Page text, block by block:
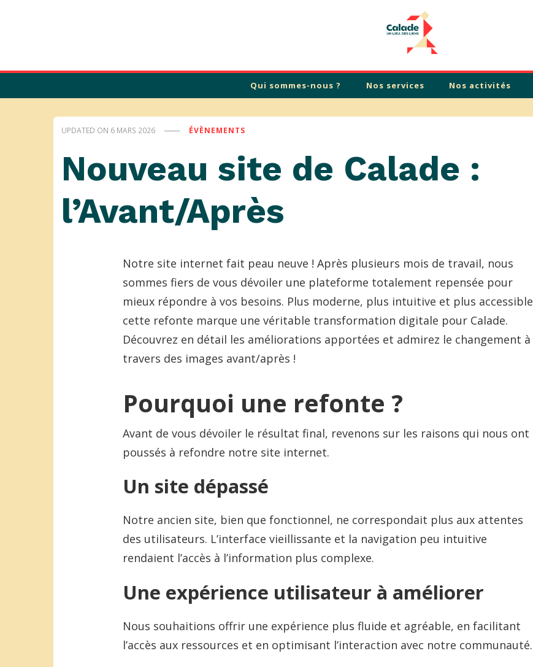
Qui sommes-nous ? Nos services Nos activités
UPDATED ON 6 MARS 2026 ÉVÈNEMENTS
Nouveau site de Calade :
l’Avant/Après
Notre site internet fait peau neuve ! Après plusieurs mois de travail, nous
sommes fiers de vous dévoiler une plateforme totalement repensée pour
mieux répondre à vos besoins. Plus moderne, plus intuitive et plus
cette refonte marque une véritable transformation digitale pour Calade.
Découvrez en détail les améliorations apportées et admirez le changement à
travers des images avant/après !
Pourquoi une refonte ?
Avant de vous dévoiler le résultat final, revenons sur les raisons qui nous ont
poussés à refondre notre site internet.
Un site dépassé
Notre ancien site, bien que fonctionnel, ne correspondait plus aux attentes
des utilisateurs. L’interface vieillissante et la navigation peu intuitive
rendaient l’accès à l’information plus complexe.
Une expérience utilisateur à améliorer
Nous souhaitions offrir une expérience plus fluide et agréable, en facilitant
l’accès aux ressources et en optimisant l’interaction avec notre communauté.